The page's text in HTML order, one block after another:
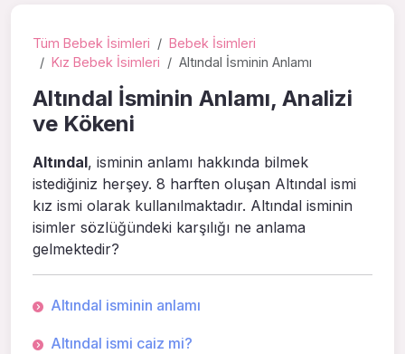
Tüm Bebek İsimleri
Bebek İsimleri
Kız Bebek İsimleri
Altındal İsminin Anlamı
Altındal İsminin Anlamı, Analizi
ve Kökeni
Altındal, isminin anlamı hakkında bilmek
istediğiniz herşey. 8 harften oluşan Altındal ismi
kız ismi olarak kullanılmaktadır. Altındal isminin
isimler sözlüğündeki karşılığı ne anlama
gelmektedir?
Altındal isminin anlamı
Altındal ismi caiz mi?